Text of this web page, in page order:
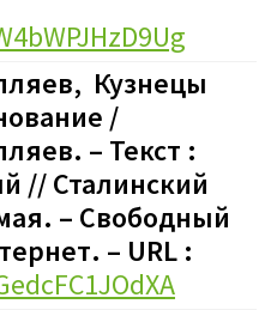
Кузнецы
/
– Текст :
// Сталинский
– Свободный
– URL :